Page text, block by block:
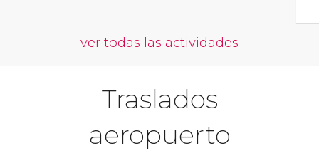
ver todas las actividades
Traslados
aeropuerto